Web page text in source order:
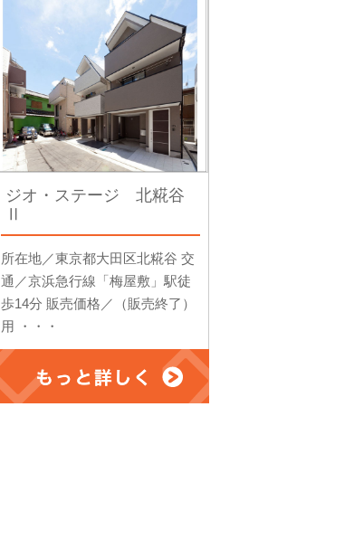
ジオ・ステージ 北糀谷
所在地／東京都大田区北糀谷 交
通／京浜急行線「梅屋敷」駅徒
歩14分 販売価格／（販売終了）
用 ・・・